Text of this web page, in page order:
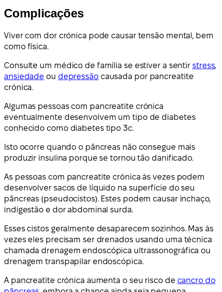
Complicações
Viver com dor crónica pode causar tensão mental, bem
como física.
Consulte um médico de família se estiver a sentir stress,
ansiedade ou depressãocausada por pancreatite
crónica.
Algumas pessoas com pancreatite crónica
eventualmente desenvolvem um tipo de diabetes
conhecido como diabetes tipo 3c.
Isto ocorre quando o pâncreas não consegue mais
produzir insulina porque se tornou tão danificado.
As pessoas com pancreatite crónica às vezes podem
desenvolver sacos de líquido na superfície do seu
pâncreas (pseudocistos). Estes podem causar inchaço,
indigestão e dor abdominal surda.
Esses cistos geralmente desaparecem sozinhos. Mas às
vezes eles precisam ser drenados usando uma técnica
chamada drenagem endoscópica ultrassonográfica ou
drenagem transpapilar endoscópica.
A pancreatite crónica aumenta o seu risco de cancro do